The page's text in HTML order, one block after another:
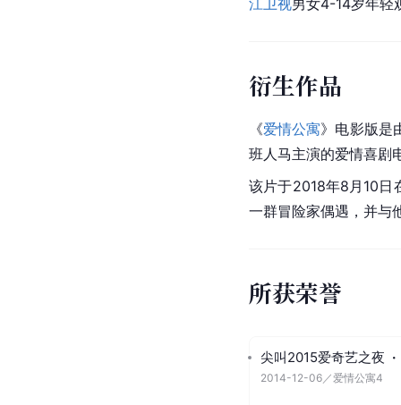
江卫视男女4-14岁年轻
衍生作品
《爱情公寓》 电影版是
班人马主演的爱情喜剧
该片于2018年8月10日
一群冒险家偶遇，并与
所获荣誉
尖叫2015爱奇艺之夜 ·
2014-12-06／爱情公寓4